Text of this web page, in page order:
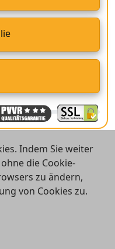
GmbH
Indem Sie weiter
die Cookie-
zu ändern,
von Cookies zu.